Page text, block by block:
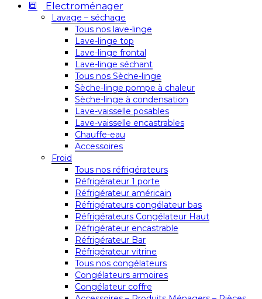
Electroménager
Lavage – séchage
Tous nos lave-linge
Lave-linge top
Lave-linge frontal
Lave-linge séchant
Tous nos Sèche-linge
Sèche-linge pompe à chaleur
Sèche-linge à condensation
Lave-vaisselle posables
Lave-vaisselle encastrables
Chauffe-eau
Accessoires
Froid
Tous nos réfrigérateurs
Réfrigérateur 1 porte
Réfrigérateur américain
Réfrigérateurs congélateur bas
Réfrigérateurs Congélateur Haut
Réfrigérateur encastrable
Réfrigérateur Bar
Réfrigérateur vitrine
Tous nos congélateurs
Congélateurs armoires
Congélateur coffre